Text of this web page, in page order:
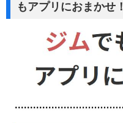
もアプリにおまかせ！